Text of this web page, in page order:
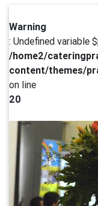
Warning
: Undefined variable
/home2/
content/themes/
on line
20